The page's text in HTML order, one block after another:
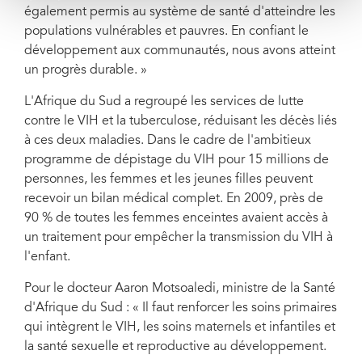
également permis au système de santé d'atteindre les
populations vulnérables et pauvres. En confiant le
développement aux communautés, nous avons atteint
un progrès durable. »
L'Afrique du Sud a regroupé les services de lutte
contre le VIH et la tuberculose, réduisant les décès liés
à ces deux maladies. Dans le cadre de l'ambitieux
programme de dépistage du VIH pour 15 millions de
personnes, les femmes et les jeunes filles peuvent
recevoir un bilan médical complet. En 2009, près de
90 % de toutes les femmes enceintes avaient accès à
un traitement pour empêcher la transmission du VIH à
l'enfant.
Pour le docteur Aaron Motsoaledi, ministre de la Santé
d'Afrique du Sud : « Il faut renforcer les soins primaires
qui intègrent le VIH, les soins maternels et infantiles et
la santé sexuelle et reproductive au développement.